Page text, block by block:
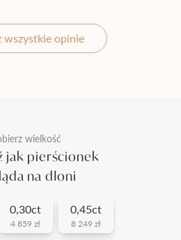
wszystkie opinie
wielkość
jak pierścionek
na dłoni
0,30ct
4 859 zł
0,45ct
8 249 zł